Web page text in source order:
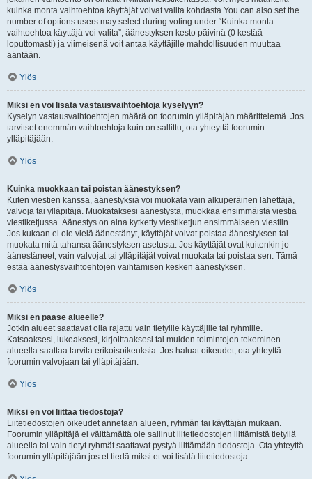
kuinka monta vaihtoehtoa käyttäjät voivat valita kohdasta You can also set the
number of options users may select during voting under “Kuinka monta
vaihtoehtoa käyttäjä voi valita”, äänestyksen kesto päivinä (0 kestää
loputtomasti) ja viimeisenä voit antaa käyttäjille mahdollisuuden muuttaa
ääntään.
Ylös
Miksi en voi lisätä vastausvaihtoehtoja kyselyyn?
Kyselyn vastausvaihtoehtojen määrä on foorumin ylläpitäjän määrittelemä. Jos
tarvitset enemmän vaihtoehtoja kuin on sallittu, ota yhteyttä foorumin
ylläpitäjään.
Ylös
Kuinka muokkaan tai poistan äänestyksen?
Kuten viestien kanssa, äänestyksiä voi muokata vain alkuperäinen lähettäjä,
valvoja tai ylläpitäjä. Muokataksesi äänestystä, muokkaa ensimmäistä viestiä
viestiketjussa. Äänestys on aina kytketty viestiketjun ensimmäiseen viestiin.
Jos kukaan ei ole vielä äänestänyt, käyttäjät voivat poistaa äänestyksen tai
muokata mitä tahansa äänestyksen asetusta. Jos käyttäjät ovat kuitenkin jo
äänestäneet, vain valvojat tai ylläpitäjät voivat muokata tai poistaa sen. Tämä
estää äänestysvaihtoehtojen vaihtamisen kesken äänestyksen.
Ylös
Miksi en pääse alueelle?
Jotkin alueet saattavat olla rajattu vain tietyille käyttäjille tai ryhmille.
Katsoaksesi, lukeaksesi, kirjoittaaksesi tai muiden toimintojen tekeminen
alueella saattaa tarvita erikoisoikeuksia. Jos haluat oikeudet, ota yhteyttä
foorumin valvojaan tai ylläpitäjään.
Ylös
Miksi en voi liittää tiedostoja?
Liitetiedostojen oikeudet annetaan alueen, ryhmän tai käyttäjän mukaan.
Foorumin ylläpitäjä ei välttämättä ole sallinut liitetiedostojen liittämistä tietyllä
alueella tai vain tietyt ryhmät saattavat pystyä liittämään tiedostoja. Ota yhteyttä
foorumin ylläpitäjään jos et tiedä miksi et voi lisätä liitetiedostoja.